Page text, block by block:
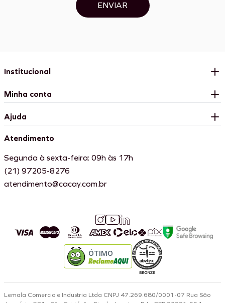
ENVIAR
Institucional
Minha conta
Ajuda
Atendimento
Segunda à sexta-feira: 09h às 17h
(21) 97205-8276
atendimento@cacay.com.br
ÓTIMO
Lemala Comercio e Industria Ltda CNPJ 47.269.680/0001-07 Rua São